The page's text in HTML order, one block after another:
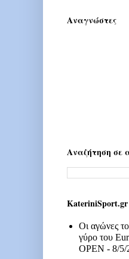
Αναγνώστες
Αναζήτηση σε
KateriniSport.gr
Οι αγώνες
γύρο του
OPEN - 8/5/